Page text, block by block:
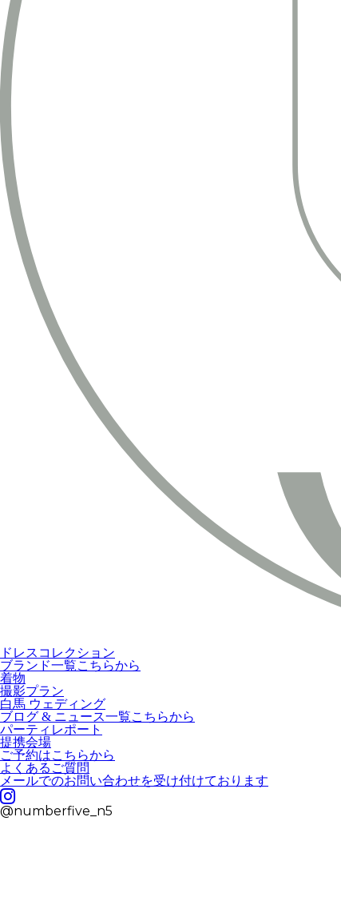
ドレスコレクション
ブランド一覧こちらから
着物
撮影プラン
白馬 ウェディング
ブログ & ニュース一覧こちらから
パーティレポート
提携会場
ご予約はこちらから
よくあるご質問
メールでのお問い合わせを受け付けております
@numberfive_n5